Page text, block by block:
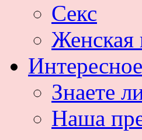
Секс
Женская
Интересное
Знаете
Наша